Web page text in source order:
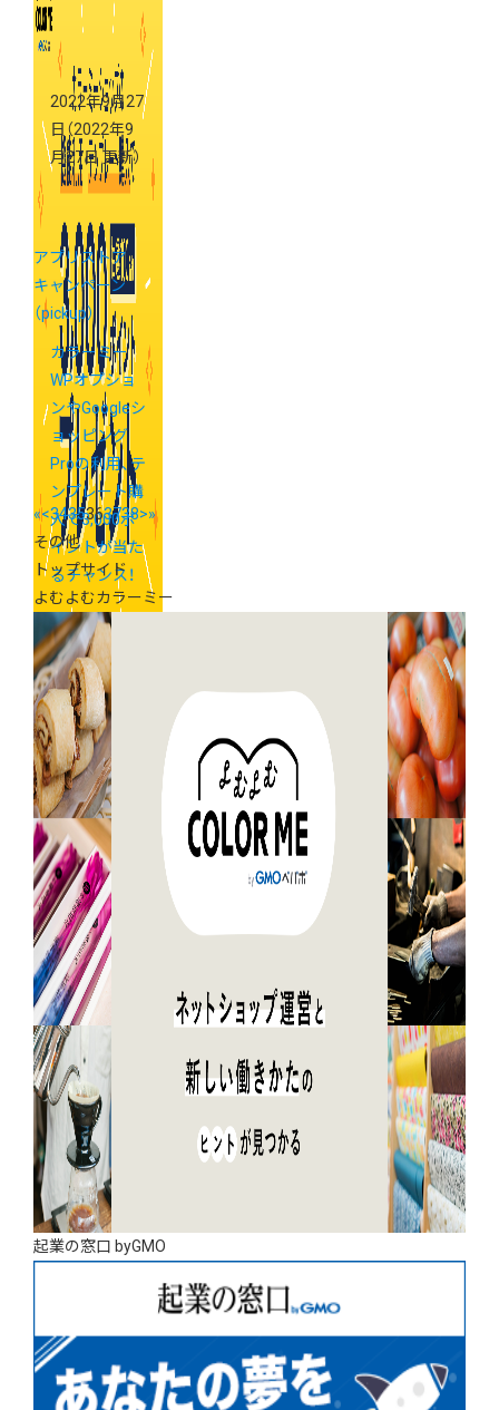
2022年9月27
日 （2022年9
月27日 更新）
アプリストア
キャンペーン
（pickup）
カラーミー
WPオプショ
ンやGoogleシ
ョッピング
Proの利用、テ
ンプレート購
入で3,000ポ
イントが当た
るチャンス！
«<3435363738>»
その他
トップサイド
よむよむカラーミー
起業の窓口 byGMO